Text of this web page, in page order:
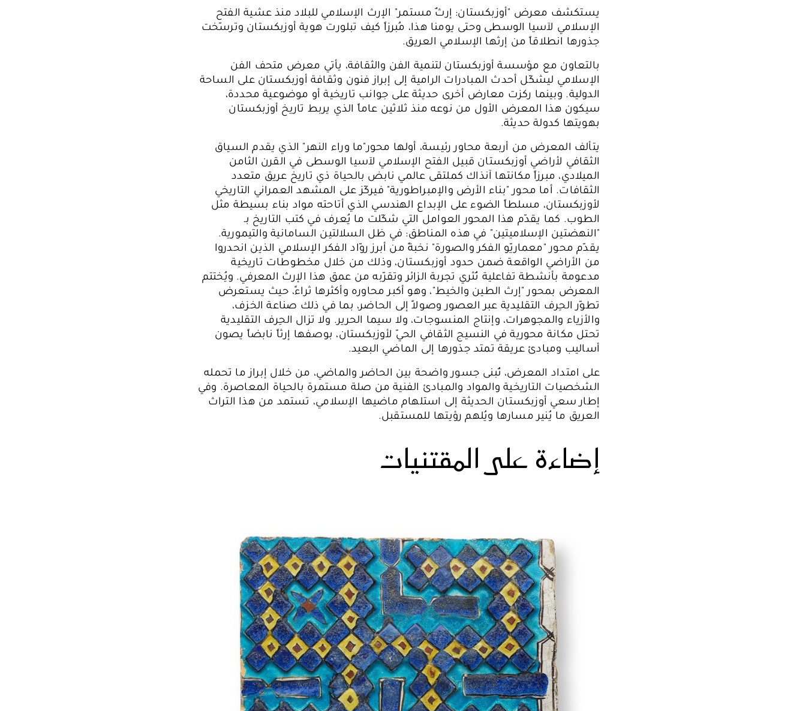
يستكشف معرض "أوزبكستان: إرثٌ مستمر" الإرث الإسلامي للبلاد منذ عشية الفتح
الإسلامي لآسيا الوسطى وحتى يومنا هذا، مُبرزاً كيف تبلورت هوية أوزبكستان وترسّخت
جذورها انطلاقاً من إرثها الإسلامي العريق.
بالتعاون مع مؤسسة أوزبكستان لتنمية الفن والثقافة، يأتي معرض متحف الفن
الإسلامي ليشكّل أحدث المبادرات الرامية إلى إبراز فنون وثقافة أوزبكستان على الساحة
الدولية. وبينما ركزت معارض أخرى حديثة على جوانب تاريخية أو موضوعية محددة،
سيكون هذا المعرض الأول من نوعه منذ ثلاثين عاماً الذي يربط تاريخ أوزبكستان
بهويتها كدولة حديثة.
يتألف المعرض من أربعة محاور رئيسة، أولها محور"ما وراء النهر" الذي يقدم السياق
الثقافي لأراضي أوزبكستان قبيل الفتح الإسلامي لآسيا الوسطى في القرن الثامن
الميلادي، مبرزاً مكانتها آنذاك كملتقى عالمي نابض بالحياة ذي تاريخ عريق متعدد
الثقافات. أما محور "بناء الأرض والإمبراطورية" فيركّز على المشهد العمراني التاريخي
لأوزبكستان، مسلطاً الضوء على الإبداع الهندسي الذي أتاحته مواد بناء بسيطة مثل
الطوب. كما يقدّم هذا المحور العوامل التي شكّلت ما يُعرف في كتب التاريخ بـ
"النهضتين الإسلاميتين" في هذه المناطق: في ظل السلالتين السامانية والتيمورية.
يقدّم محور "معماريّو الفكر والصورة" نخبةً من أبرز روّاد الفكر الإسلامي الذين انحدروا
من الأراضي الواقعة ضمن حدود أوزبكستان، وذلك من خلال مخطوطات تاريخية
مدعومة بأنشطة تفاعلية تُثري تجربة الزائر وتقرّبه من عمق هذا الإرث المعرفي. ويُختتم
المعرض بمحور "إرث الطين والخيط"، وهو أكبر محاوره وأكثرها ثراءً، حيث يستعرض
تطوّر الحِرف التقليدية عبر العصور وصولاً إلى الحاضر، بما في ذلك صناعة الخزف،
والأزياء والمجوهرات، وإنتاج المنسوجات، ولا سيما الحرير. ولا تزال الحِرف التقليدية
تحتل مكانة محورية في النسيج الثقافي الحيّ لأوزبكستان، بوصفها إرثاً نابضاً يصون
أساليب ومبادئ عريقة تمتد جذورها إلى الماضي البعيد.
على امتداد المعرض، تُبنى جسور واضحة بين الحاضر والماضي، من خلال إبراز ما تحمله
الشخصيات التاريخية والمواد والمبادئ الفنية من صلة مستمرة بالحياة المعاصرة. وفي
إطار سعي أوزبكستان الحديثة إلى استلهام ماضيها الإسلامي، تستمد من هذا التراث
العريق ما يُنير مسارها ويُلهم رؤيتها للمستقبل.
إضاءة على المقتنيات